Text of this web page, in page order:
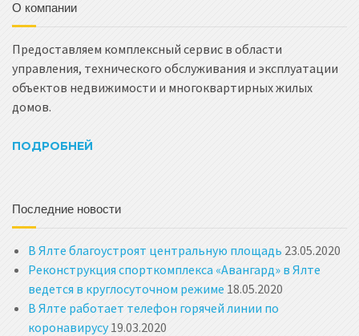
О компании
Предоставляем комплексный сервис в области
управления, технического обслуживания и эксплуатации
объектов недвижимости и многоквартирных жилых
домов.
ПОДРОБНЕЙ
Последние новости
В Ялте благоустроят центральную площадь 23.05.2020
Реконструкция спорткомплекса «Авангард» в Ялте
ведется в круглосуточном режиме 18.05.2020
В Ялте работает телефон горячей линии по
коронавирусу 19.03.2020